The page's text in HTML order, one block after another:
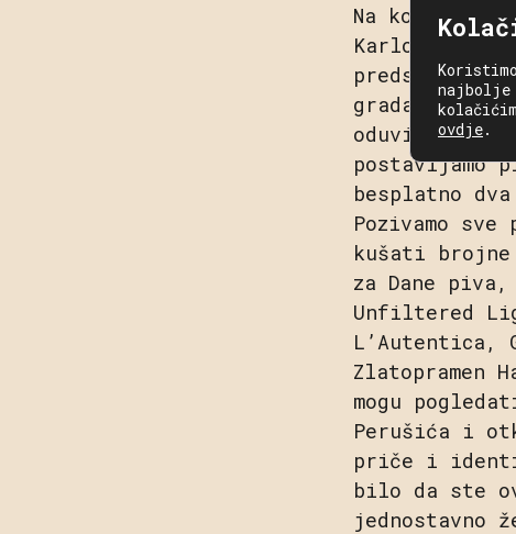
Na
Karlovca i
predstavili
grada kojeg
oduvijek
postavljamo
besplatno
Pozivamo
kušati
za Dane
Unfiltered
L’Autentica,
mogu
Perušića i
priče i
bilo da ste
najbolje
ovdje.